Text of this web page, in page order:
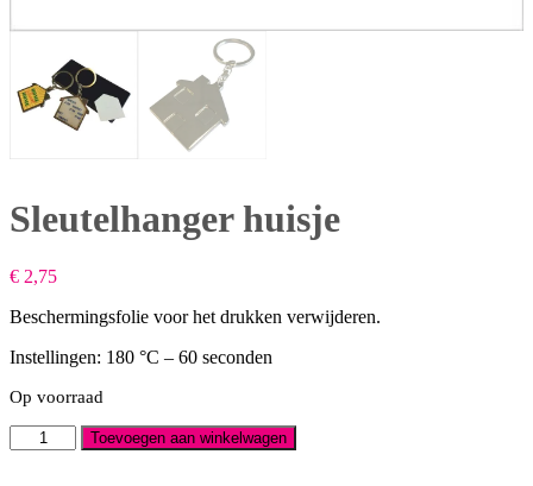
Sleutelhanger huisje
€ 2,75
Beschermingsfolie voor het drukken verwijderen.
Instellingen: 180 °C – 60 seconden
Op voorraad
Sleutelhanger
huisje
Toevoegen aan winkelwagen